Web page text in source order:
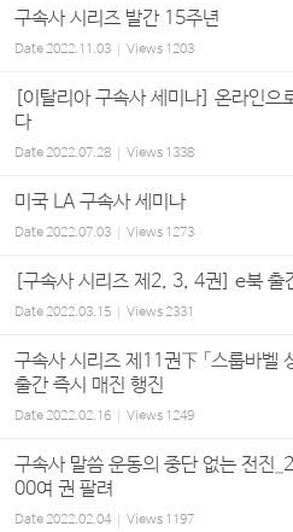
구속사 시리즈 발간 15주년
Date2022.11.03 Views 1203
[이탈리아 구속사 세미나] 온라인으
다
Date2022.07.28 Views 1338
미국 LA 구속사 세미나
Date2022.07.03 Views 1273
[구속사 시리즈 제2, 3, 4권] e북 출
Date2022.03.15 Views2331
구속사 시리즈 제11권下 「스룹바벨
출간 즉시 매진 행진
Date2022.02.16 Views 1249
구속사 말씀 운동의 중단 없는 전진
00여 권 팔려
Date2022.02.04 Views 1197